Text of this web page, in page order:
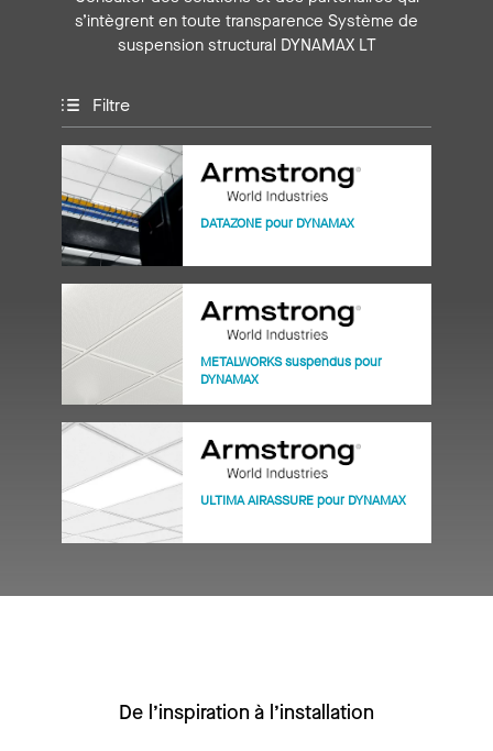
s’intègrent en toute transparence Système de
suspension structural DYNAMAX LT
Filtre
DATAZONE pour DYNAMAX
METALWORKS suspendus pour
DYNAMAX
ULTIMA AIRASSURE pour DYNAMAX
De l’inspiration à l’installation